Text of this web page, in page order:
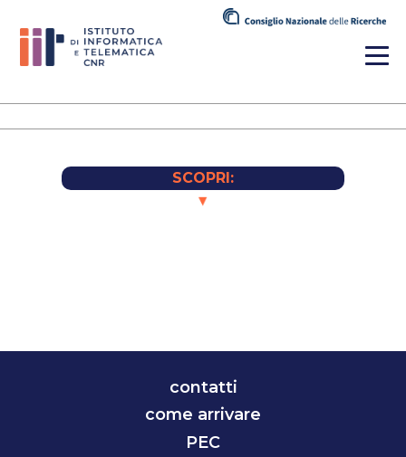
SCOPRI:
▼
contatti
come arrivare
PEC